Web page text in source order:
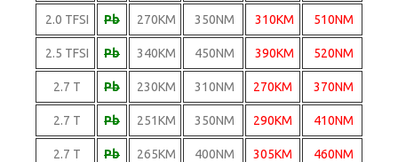
2.0 TFSI Pb 270KM 350NM 310KM 510NM
2.5 TFSI Pb 340KM 450NM 390KM 520NM
2.7 T Pb 230KM 310NM 270KM 370NM
2.7 T Pb 251KM 350NM 290KM 410NM
2.7 T Pb 265KM 400NM 305KM 460NM